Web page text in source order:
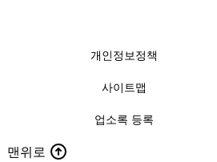
개인정보정책
사이트맵
업소록 등록
맨위로